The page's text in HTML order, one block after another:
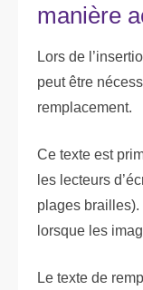
manière
Lors de
peut être
remplacement.
Ce texte est
les lecteurs
plages brailles).
lorsque les
Le texte de